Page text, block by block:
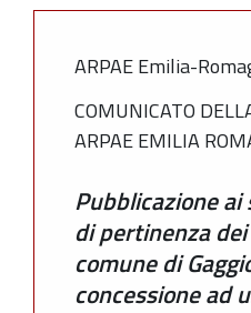
ARPAE Emilia-
COMUNICATO
ARPAE EMILIA
Pubblicazione ai
di pertinenza
comune di
concessione ad